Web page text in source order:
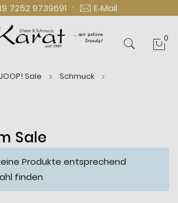
7252 9739691 · E‑Mail
0
JOOP! Sale
Schmuck
Sale
Produkte entsprechend
finden